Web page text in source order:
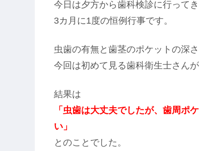
今日は夕方から歯科検診に行ってき
3カ月に1度の恒例行事です。
虫歯の有無と歯茎のポケットの深
今回は初めて見る歯科衛生士さん
結果は
「虫歯は大丈夫でしたが、歯周ポ
い」
とのことでした。